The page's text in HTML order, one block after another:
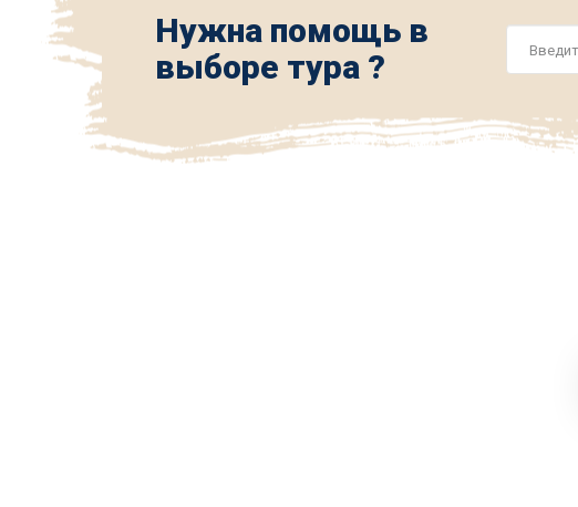
Нужна помощь в
выборе тура ?
*